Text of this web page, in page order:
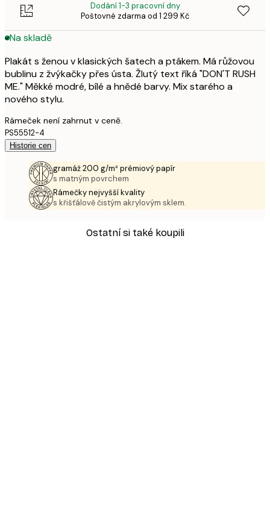
Dodání 1-3 pracovní dny
Poštovné zdarma od 1 299 Kč
Na skladě
Plakát s ženou v klasických šatech a ptákem. Má růžovou
bublinu z žvýkačky přes ústa. Žlutý text říká "DON'T RUSH
ME." Měkké modré, bílé a hnědé barvy. Mix starého a
nového stylu.
Rámeček není zahrnut v ceně.
PS55512-4
Historie cen
gramáž 200 g/m² prémiový papír
s matným povrchem
Rámečky nejvyšší kvality
s křišťálově čistým akrylovým sklem.
Ostatní si také koupili